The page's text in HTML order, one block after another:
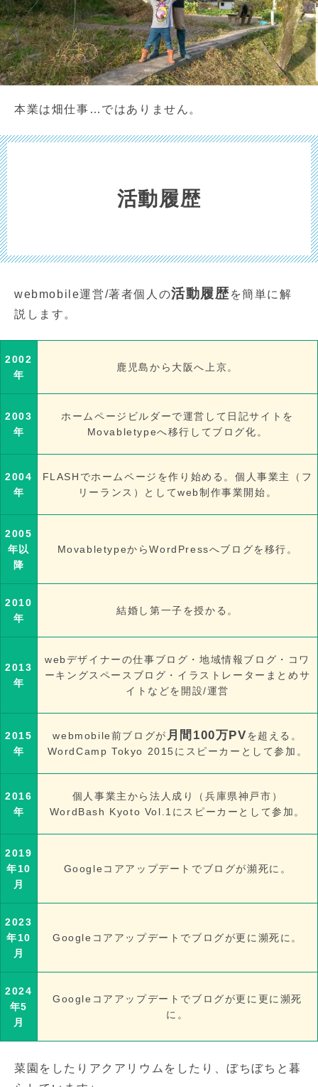
本業は畑仕事…ではありません。
活動履歴
webmobile運営/著者個人の活動履歴を簡単に解
説します。
2002
年
鹿児島から大阪へ上京。
2003
年
ホームページビルダーで運営して日記サイトを
Movabletypeへ移行してブログ化。
2004
年
FLASHでホームページを作り始める。個人事業主（フ
リーランス）としてweb制作事業開始。
2005
年以
降
MovabletypeからWordPressへブログを移行。
2010
年
結婚し第一子を授かる。
2013
年
webデザイナーの仕事ブログ・地域情報ブログ・コワ
ーキングスペースブログ・イラストレーターまとめサ
イトなどを開設/運営
2015
年
webmobile前ブログが 月間100万PVを超える。
WordCamp Tokyo 2015にスピーカーとして参加。
2016
年
個人事業主から法人成り（兵庫県神戸市）
WordBash Kyoto Vol.1にスピーカーとして参加。
2019
年10
月
Googleコアアップデートでブログが瀕死に。
2023
年10
月
Googleコアアップデートでブログが更に瀕死に。
2024
年5
月
Googleコアアップデートでブログが更に更に瀕死
に。
菜園をしたりアクアリウムをしたり、ぼちぼちと暮